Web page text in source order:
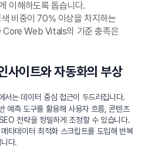
이해하도록 돕습니다.
비중이 70% 이상을 차지하는
Core Web Vitals의 기준 충족은
사이트와 자동화의 부상
서는 데이터 중심 접근이 두드러집니다.
예측 도구를 활용해 사용자 흐름, 콘텐츠
전략을 정밀하게 조정할 수 있습니다.
타데이터 최적화 스크립트를 도입해 반복
다.